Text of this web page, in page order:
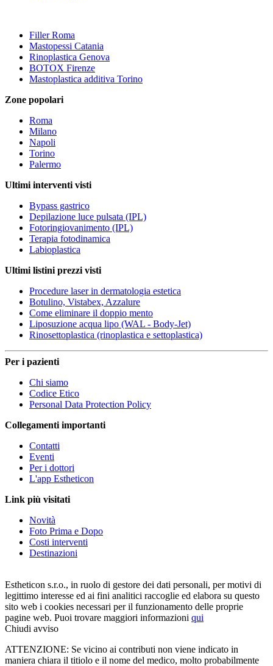
Filler Roma
Mastopessi Catania
Rinoplastica Genova
BOTOX Firenze
Mastoplastica additiva Torino
Zone popolari
Roma
Milano
Napoli
Torino
Palermo
Ultimi interventi visti
Bypass gastrico
Depilazione luce pulsata (IPL)
Fotoringiovanimento (IPL)
Terapia fotodinamica
Labioplastica
Ultimi listini prezzi visti
Procedure laser in dermatologia estetica
Botulino, Vistabex, Azzalure
Come eliminare il doppio mento
Liposuzione acqua lipo (WAL - Body-Jet)
Rinosettoplastica (rinoplastica e settoplastica)
Per i pazienti
Chi siamo
Codice Etico
Personal Data Protection Policy
Collegamenti importanti
Contatti
Eventi
Per i dottori
L'app Estheticon
Link più visitati
Novità
Foto Prima e Dopo
Costi interventi
Destinazioni
Estheticon s.r.o., in ruolo di gestore dei dati personali, per motivi di
legittimo interesse ed ai fini analitici raccoglie ed elabora su questo
sito web i cookies necessari per il funzionamento delle proprie
pagine web. Puoi trovare maggiori informazioni qui
Chiudi avviso
ATTENZIONE: Se vicino ai contributi non viene indicato in
maniera chiara il titiolo e il nome del medico, molto probabilmente